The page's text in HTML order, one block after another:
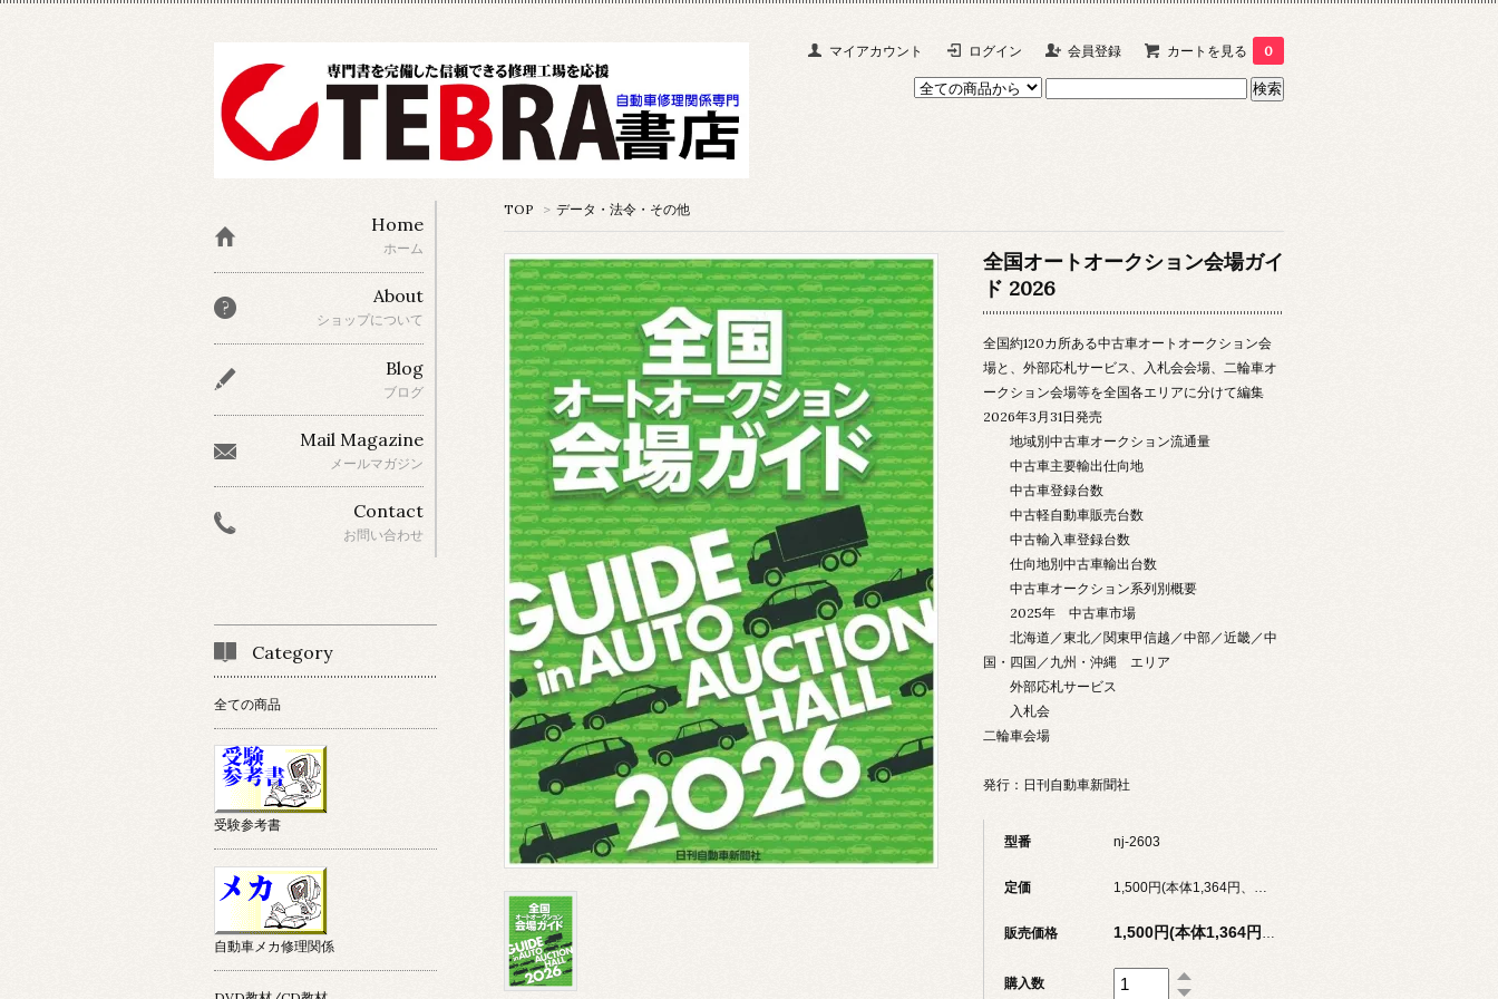
マイアカウント ログイン 会員登録 カートを見る 0
TOP > データ・法令・その他
全国オートオークション会場ガイ
ド 2026
全国約120カ所ある中古車オートオークション会
場と、外部応札サービス、入札会会場、二輪車オ
ークション会場等を全国各エリアに分けて編集
2026年3月31日発売
地域別中古車オークション流通量
中古車主要輸出仕向地
中古車登録台数
中古軽自動車販売台数
中古輸入車登録台数
仕向地別中古車輸出台数
中古車オークション系列別概要
2025年 中古車市場
北海道／東北／関東甲信越／中部／近畿／中
国・四国／九州・沖縄 エリア
外部応札サービス
入札会
二輪車会場
発行：日刊自動車新聞社
型番 nj-2603
定価
販売価格 1,500円(本体1,364円、税136円)
購入数
Home
ホーム
About
ショップについて
Blog
ブログ
Mail Magazine
メールマガジン
Contact
お問い合わせ
Category
全ての商品
受験参考書
自動車メカ修理関係